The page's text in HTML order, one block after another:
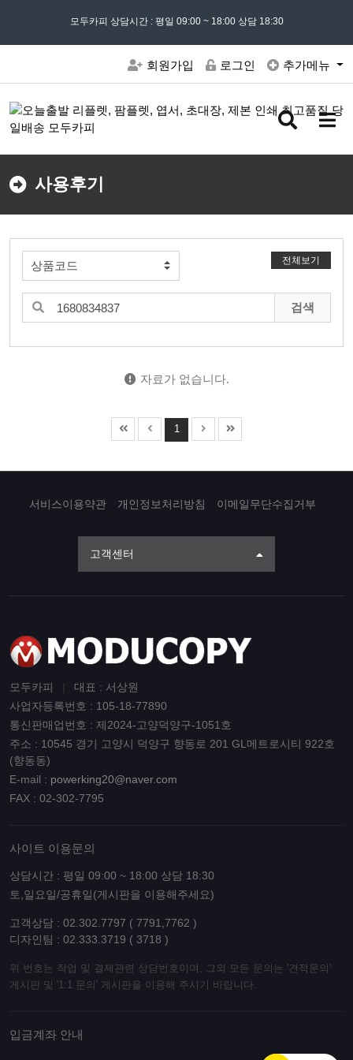
모든 문의는02) 302 - 7797및 ' 견적문의 ' 게시판을 이용해주세요
모두카피 상담시간 : 평일 09:00 ~ 18:00 상담 18:30
회원가입 로그인 추가메뉴
검
버
메
버
사용후기
전체보기
검색
자료가 없습니다.
1
서비스이용약관 개인정보처리방침 이메일무단수집거부
고객센터
모두카피
대표 : 서상원
사업자등록번호 : 105-18-77890
통신판매업번호 : 제2024-고양덕양구-1051호
주소 : 10545 경기 고양시 덕양구 향동로 201 GL메트로시티 922호
(향동동)
E-mail : powerking20@naver.com
FAX : 02-302-7795
사이트 이용문의
상담시간 : 평일 09:00 ~ 18:00 상담 18:30
토,일요일/공휴일(게시판을 이용해주세요)
고객상담 : 02.302.7797 ( 7791,7762 )
디자인팀 : 02.333.3719 ( 3718 )
위 번호는 작업 및 결제관련 상담번호이며, 그외 모든 문의는 '견적문의'
게시판 및 '1:1 문의' 게시판을 이용해 주시기 바랍니다.
입금계좌 안내